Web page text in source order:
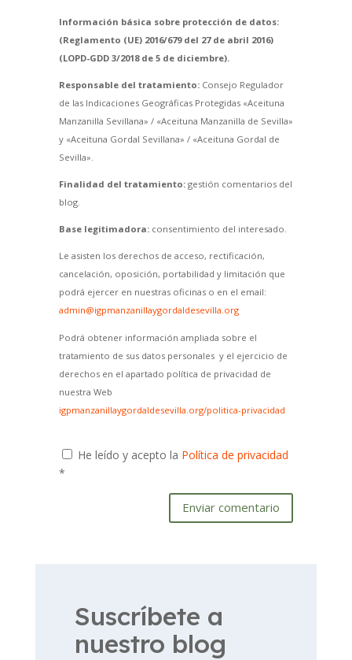
Información básica sobre protección de datos:
(Reglamento (UE) 2016/679 del 27 de abril 2016)
(LOPD-GDD 3/2018 de 5 de diciembre).
Responsable del tratamiento:Consejo Regulador
de las Indicaciones Geográficas Protegidas «Aceituna
Manzanilla Sevillana» / «Aceituna Manzanilla de Sevilla»
y «Aceituna Gordal Sevillana» / «Aceituna Gordal de
Sevilla».
Finalidad del tratamiento:gestión comentarios del
blog.
Base legitimadora:consentimiento del interesado.
Le asisten los derechos de acceso, rectificación,
cancelación, oposición, portabilidad y limitación que
podrá ejercer en nuestras oficinas o en el email:
admin@igpmanzanillaygordaldesevilla.org
Podrá obtener información ampliada sobre el
tratamiento de sus datos personales y el ejercicio de
derechos en el apartado política de privacidad de
nuestra Web
igpmanzanillaygordaldesevilla.org/politica-privacidad
He leído y acepto la Política de privacidad
*
Enviar comentario
Suscríbete a
nuestro blog